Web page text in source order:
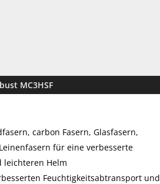
MC3HSF
carbon Fasern, Glasfasern,
für eine verbesserte
leichteren Helm
Feuchtigkeitsabtransport und